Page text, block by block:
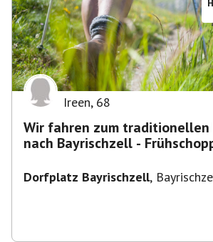
Ireen, 68
Wir fahren zum
nach Bayrischzell -
Dorfplatz Bayrischzell,